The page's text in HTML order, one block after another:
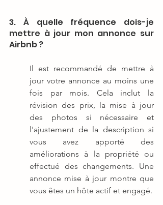
3. À quelle fréquence dois-je
mettre à jour mon annonce sur
Airbnb ?
Il est recommandé de mettre à
jour votre annonce au moins une
fois par mois. Cela inclut la
révision des prix, la mise à jour
des photos si nécessaire et
l'ajustement de la description si
vous avez apporté des
améliorations à la propriété ou
effectué des changements. Une
annonce mise à jour montre que
vous êtes un hôte actif et engagé.